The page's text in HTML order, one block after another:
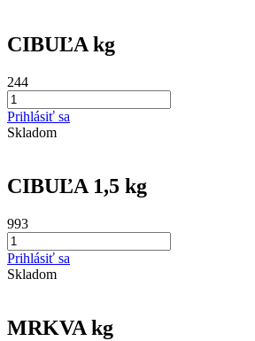
CIBUĽA kg
244
Prihlásiť sa
Skladom
CIBUĽA 1,5 kg
993
Prihlásiť sa
Skladom
MRKVA kg